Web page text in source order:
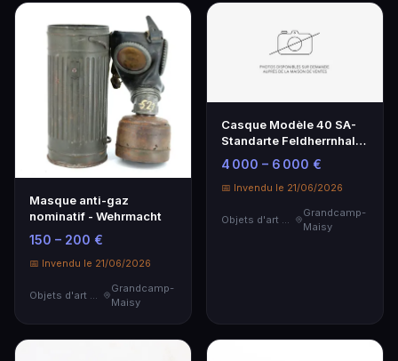
Masque anti-gaz
nominatif - Wehrmacht
150 – 200 €
📅 Invendu le 21/06/2026
Objets d'art & Curiosités
Grandcamp-
Maisy
Casque Modèle 40 SA-
Standarte Feldherrnhalle
- Rare et Historique
4 000 – 6 000 €
📅 Invendu le 21/06/2026
Grandcamp-
Maisy